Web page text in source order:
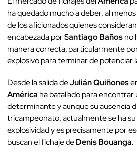
ha quedado mucho a deber, al
de los aficionados quienes
encabezada porSantiago Bañosno
manera correcta, particularmente
explosivo para terminar de potenciar
Desde la salida deJulián Quiñones
América ha batallado para encontrar
determinante y aunque su ausencia
tricampeonato, actualmente se ha
explosividad y es precisamente por
buscan el fichaje deDenis Bouanga.